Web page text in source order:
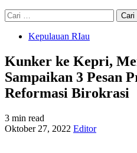
Cari
untuk:
Kepulauan RIau
Kunker ke Kepri,
Sampaikan 3 Pesan
Reformasi Birokrasi
3 min read
Oktober 27, 2022 Editor